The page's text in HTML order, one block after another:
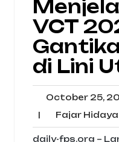
VCT
di Lini
October 25,
| Fajar
daily-fps.org –